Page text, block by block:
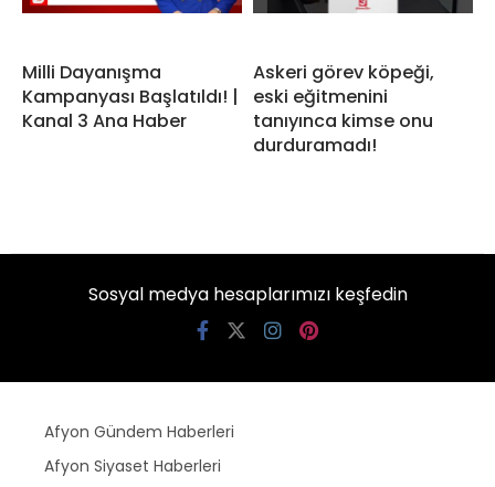
Milli Dayanışma
Kampanyası Başlatıldı! |
Kanal 3 Ana Haber
Askeri görev köpeği,
eski eğitmenini
tanıyınca kimse onu
durduramadı!
Sosyal medya hesaplarımızı keşfedin
Afyon Gündem Haberleri
Afyon Siyaset Haberleri